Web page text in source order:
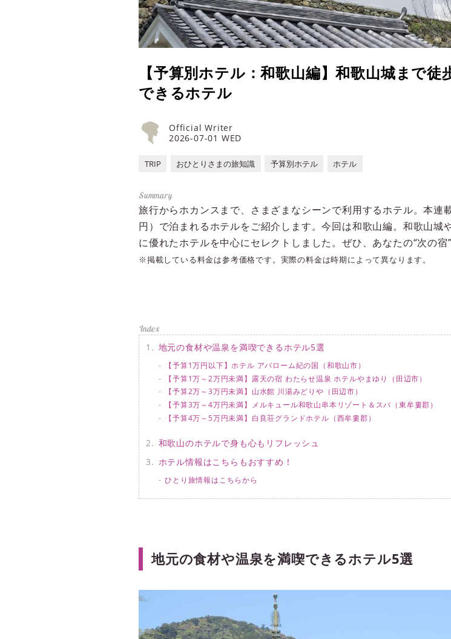
【予算別ホテル：和歌山編】和歌山城まで
できるホテル
2026-07-01 WED
Official Writer
TRIP おひとりさまの旅知識 予算別ホテル ホテル
旅行からホカンスまで、さまざまなシーンで利用するホテル。本
円）で泊まれるホテルをご紹介します。今回は和歌山編。和歌山城
に優れたホテルを中心にセレクトしました。ぜひ、あなたの“次の宿
※掲載している料金は参考価格です。実際の料金は時期によって異なります。
地元の食材や温泉を満喫できるホテル5選
【予算1万円以下】ホテル アバローム紀の国（和歌山市）
【予算1万～2万円未満】露天の宿 わたらせ温泉 ホテルやまゆり（田辺市）
【予算2万～3万円未満】山水館 川湯みどりや（田辺市）
【予算3万～4万円未満】メルキュール和歌山串本リゾート＆スパ（東牟婁郡）
【予算4万～5万円未満】白良荘グランドホテル（西牟婁郡）
和歌山のホテルで身も心もリフレッシュ
ホテル情報はこちらもおすすめ！
ひとり旅情報はこちらから
地元の食材や温泉を満喫できるホテル5選